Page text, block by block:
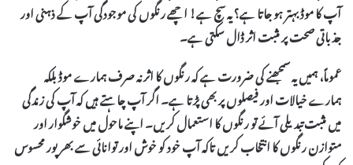
آپ کا موڈ بہتر ہو جاتا ہے؟ یہ سچ ہے! اچھے رنگوں کی موجودگی آپ کے ذہنی اور
جذباتی صحت پر مثبت اثر ڈال سکتی ہے۔
عموماً، ہمیں یہ سمجھنے کی ضرورت ہے کہ رنگوں کا اثر نہ صرف ہمارے موڈ بلکہ
ہمارے خیالات اور فیصلوں پر بھی پڑتا ہے۔ اگر آپ چاہتے ہیں کہ آپ کی زندگی
میں مثبت تبدیلی آئے تو رنگوں کا استعمال کریں۔ اپنے ماحول میں خوشگوار اور
متوازن رنگوں کا انتخاب کریں تاکہ آپ خود کو خوش اور توانائی سے بھرپور محسوس